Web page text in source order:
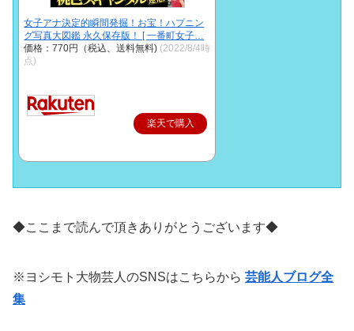
女子アナ決定的瞬間発掘！お宝！ハプニン
グ写真大図鑑 永久保存版！ [ 一番町女子…
価格：770円（税込、送料無料) (2022/8/4時
点)
楽天で購入
◆ここまで読んで頂きありがとうございます◆
※ヨシモト大物芸人のSNSはこちらから 芸能人ブログ全
集